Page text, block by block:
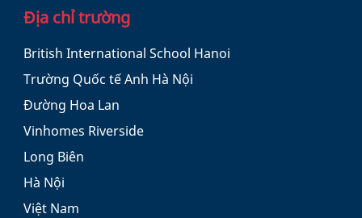
Địa chỉ trường
British International School Hanoi
Trường Quốc tế Anh Hà Nội
Đường Hoa Lan
Vinhomes Riverside
Long Biên
Hà Nội
Việt Nam